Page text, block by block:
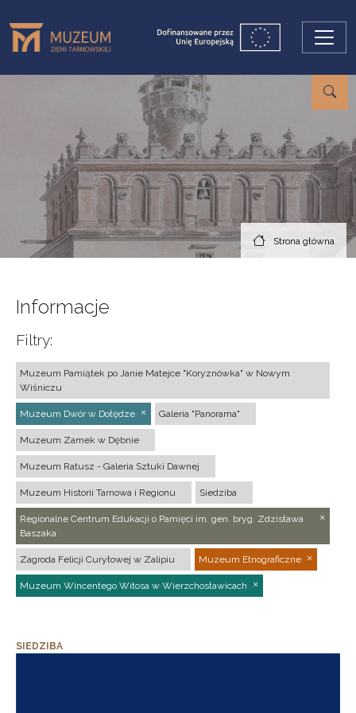
Strona główna
Informacje
Filtry:
Muzeum Pamiątek po Janie Matejce "Koryznówka" w Nowym
Wiśniczu
Muzeum Dwór w Dołędze Galeria "Panorama"
Muzeum Zamek w Dębnie
Muzeum Ratusz - Galeria Sztuki Dawnej
Muzeum Historii Tarnowa i Regionu Siedziba
Regionalne Centrum Edukacji o Pamięci im. gen. bryg. Zdzisława
Baszaka
Zagroda Felicji Curyłowej w Zalipiu Muzeum Etnograficzne
Muzeum Wincentego Witosa w Wierzchosławicach
SIEDZIBA